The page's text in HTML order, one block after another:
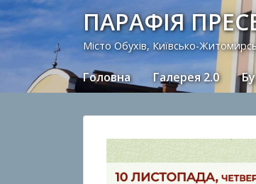
ПАРАФІЯ
Місто Обухів, Київсько-
Головна Галерея 2.0